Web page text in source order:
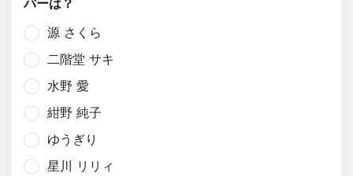
源 さくら
二階堂 サキ
水野 愛
紺野 純子
ゆうぎり
星川 リリィ